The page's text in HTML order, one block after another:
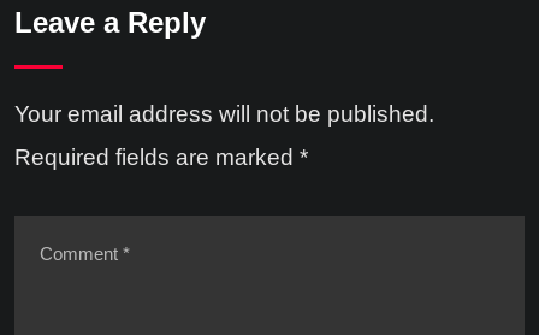
Leave a Reply
Your email address will not be published.
Required fields are marked *